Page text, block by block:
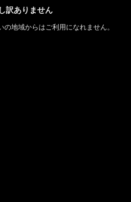
訳ありません
の地域からはご利用になれません。